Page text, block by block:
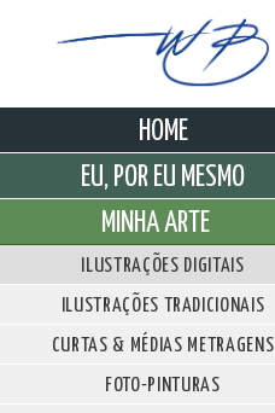
HOME
EU, POR EU MESMO
MINHA ARTE
ILUSTRAÇÕES DIGITAIS
ILUSTRAÇÕES TRADICIONAIS
CURTAS & MÉDIAS METRAGENS
FOTO-PINTURAS